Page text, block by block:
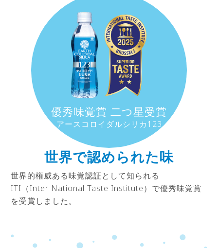
優秀味覚賞 二つ星受賞
アースコロイダルシリカ123
世界で認められた味
世界的権威ある味覚認証として知られる
ITI（Inter National Taste Institute）で優秀味覚賞
を受賞しました。